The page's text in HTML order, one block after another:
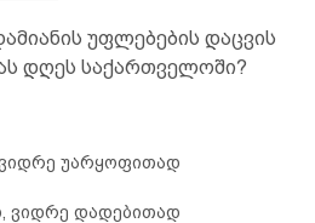
უფლებების დაცვის
დღეს საქართველოში?
უარყოფითად
ვიდრე დადებითად